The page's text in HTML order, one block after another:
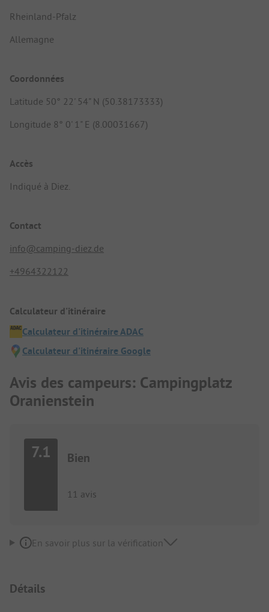
Rheinland-Pfalz
Allemagne
Coordonnées
Latitude 50° 22' 54" N (50.38173333)
Longitude 8° 0' 1" E (8.00031667)
Accès
Indiqué à Diez.
Contact
info@camping-diez.de
+4964322122
Calculateur d'itinéraire
Calculateur d'itinéraire ADAC
Calculateur d'itinéraire Google
Avis des campeurs: Campingplatz
Oranienstein
7.1 Bien
11 avis
En savoir plus sur la vérification
Détails